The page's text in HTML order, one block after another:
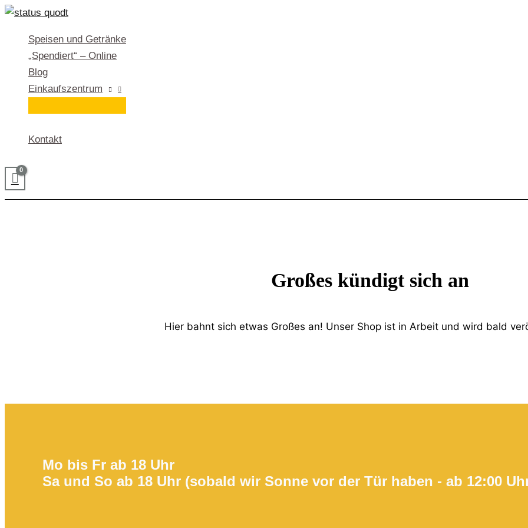
Zum
springenSpeisen und Getränke
„Spendiert“ – Online
Blog
Einkaufszentrum
Kontakt
Großes kündigt sich an
Hier bahnt sich etwas Großes an! Unser Shop ist in Arbeit und wird bald
Mo bis Fr ab 18 Uhr
Sa und So ab 18 Uhr (sobald wir Sonne vor der Tür haben - ab 12:00